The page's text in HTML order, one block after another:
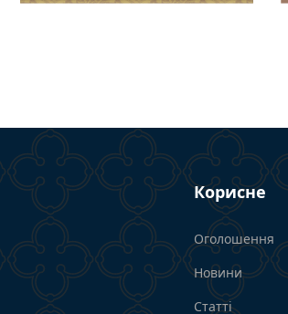
Корисне
Оголошення
Новини
Статті